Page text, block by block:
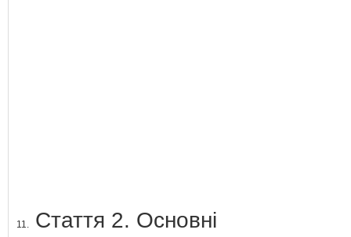
11.
Стаття 2. Основні